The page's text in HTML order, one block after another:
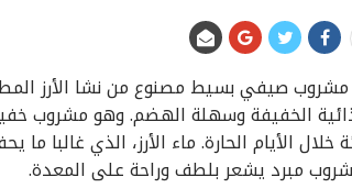
مشروب صيفي بسيط مصنوع من نشا الأرز
الخفيفة وسهلة الهضم. وهو مشروب
خلال الأيام الحارة. ماء الأرز، الذي غالبا
مبرد يشعر بلطف وراحة على المعدة.